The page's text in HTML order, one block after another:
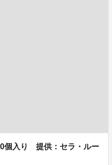
個入り 提供：セラ・ルー